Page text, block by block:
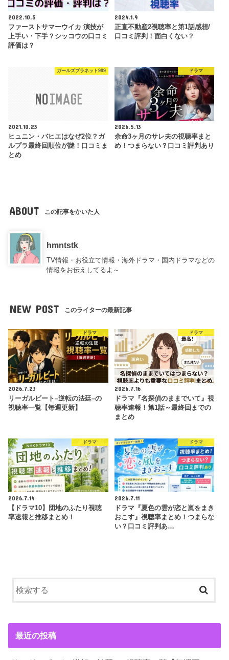
2022.10.5
ファーストサマーウイカ 演技が
上手い・下手？シッコウの口コミ
評価は？
2024.1.9
正直不動産2視聴率と第1話感想/
口コミ評判！面白くない？
ガールズプラネット999
2021.10.23
ヒュニン・バヒエはなぜ2位？ガ
ルプラ最終回順位が謎！口コミま
とめ
ドラマ
2026.5.13
余命3ヶ月のサレ夫の視聴率まと
め！つまらない？口コミ評判あり
ABOUT この記事をかいた人
hmntstk
TV情報・お役立て情報・海外ドラマ・国内ドラマなどの
情報をお伝えしてるよ～
NEW POST このライターの最新記事
ドラマ
2026.7.23
リーガルビート–逆転の法廷–の
視聴率一覧【毎週更新】
ドラマ
2026.7.16
ドラマ『名探偵のままでいて』視
聴率速報！第1話～最終回までの
まとめ
ドラマ
2026.7.14
【ドラマ10】団地のふたり視聴
率速報と推移まとめ！
ドラマ
2026.7.11
ドラマ『夏色の雲が恋と嵐をまき
おこす』視聴率まとめ！つまらな
い？口コミ評判あ…
最近の投稿